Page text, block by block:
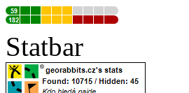
Statbar